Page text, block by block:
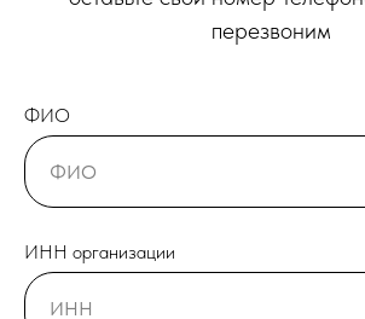
перезвоним
ФИО
ИНН организации